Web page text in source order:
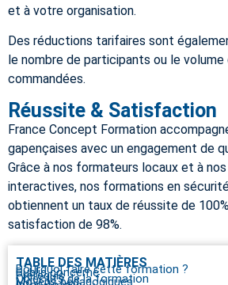
et à votre organisation.
Des réductions tarifaires sont
le nombre de participants ou le volume
commandées.
Réussite & Satisfaction
France Concept Formation
gapençaises avec un engagement de
Grâce à nos formateurs locaux et à
interactives, nos formations en
obtiennent un taux de réussite de
satisfaction de 98%.
TABLE DES MATIÈRES
Pourquoi faire cette formation ?
Public concerné
Prérequis
Objectifs de la formation
Moyens pédagogiques